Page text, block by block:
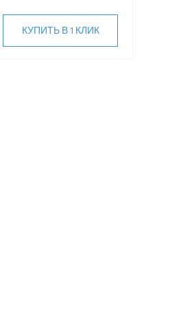
КУПИТЬ В 1 КЛИК